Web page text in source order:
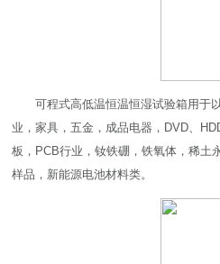
可程式高低温恒温恒湿试验箱用于
业，家具，五金，成品电器，DVD、
板，PCB行业，钕铁硼，铁氧体，稀土
样品，新能源电池材料类。